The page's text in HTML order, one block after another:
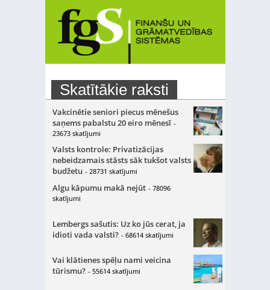
Skatītākie raksti
Vakcinētie seniori piecus mēnešus
saņems pabalstu 20 eiro mēnesī -
23673 skatījumi
Valsts kontrole: Privatizācijas
nebeidzamais stāsts sāk tukšot valsts
budžetu - 28731 skatījumi
Algu kāpumu makā nejūt - 78096
skatījumi
Lembergs sašutis: Uz ko jūs cerat, ja
idioti vada valsti? - 68614 skatījumi
Vai klātienes spēļu nami veicina
tūrismu? - 55614 skatījumi